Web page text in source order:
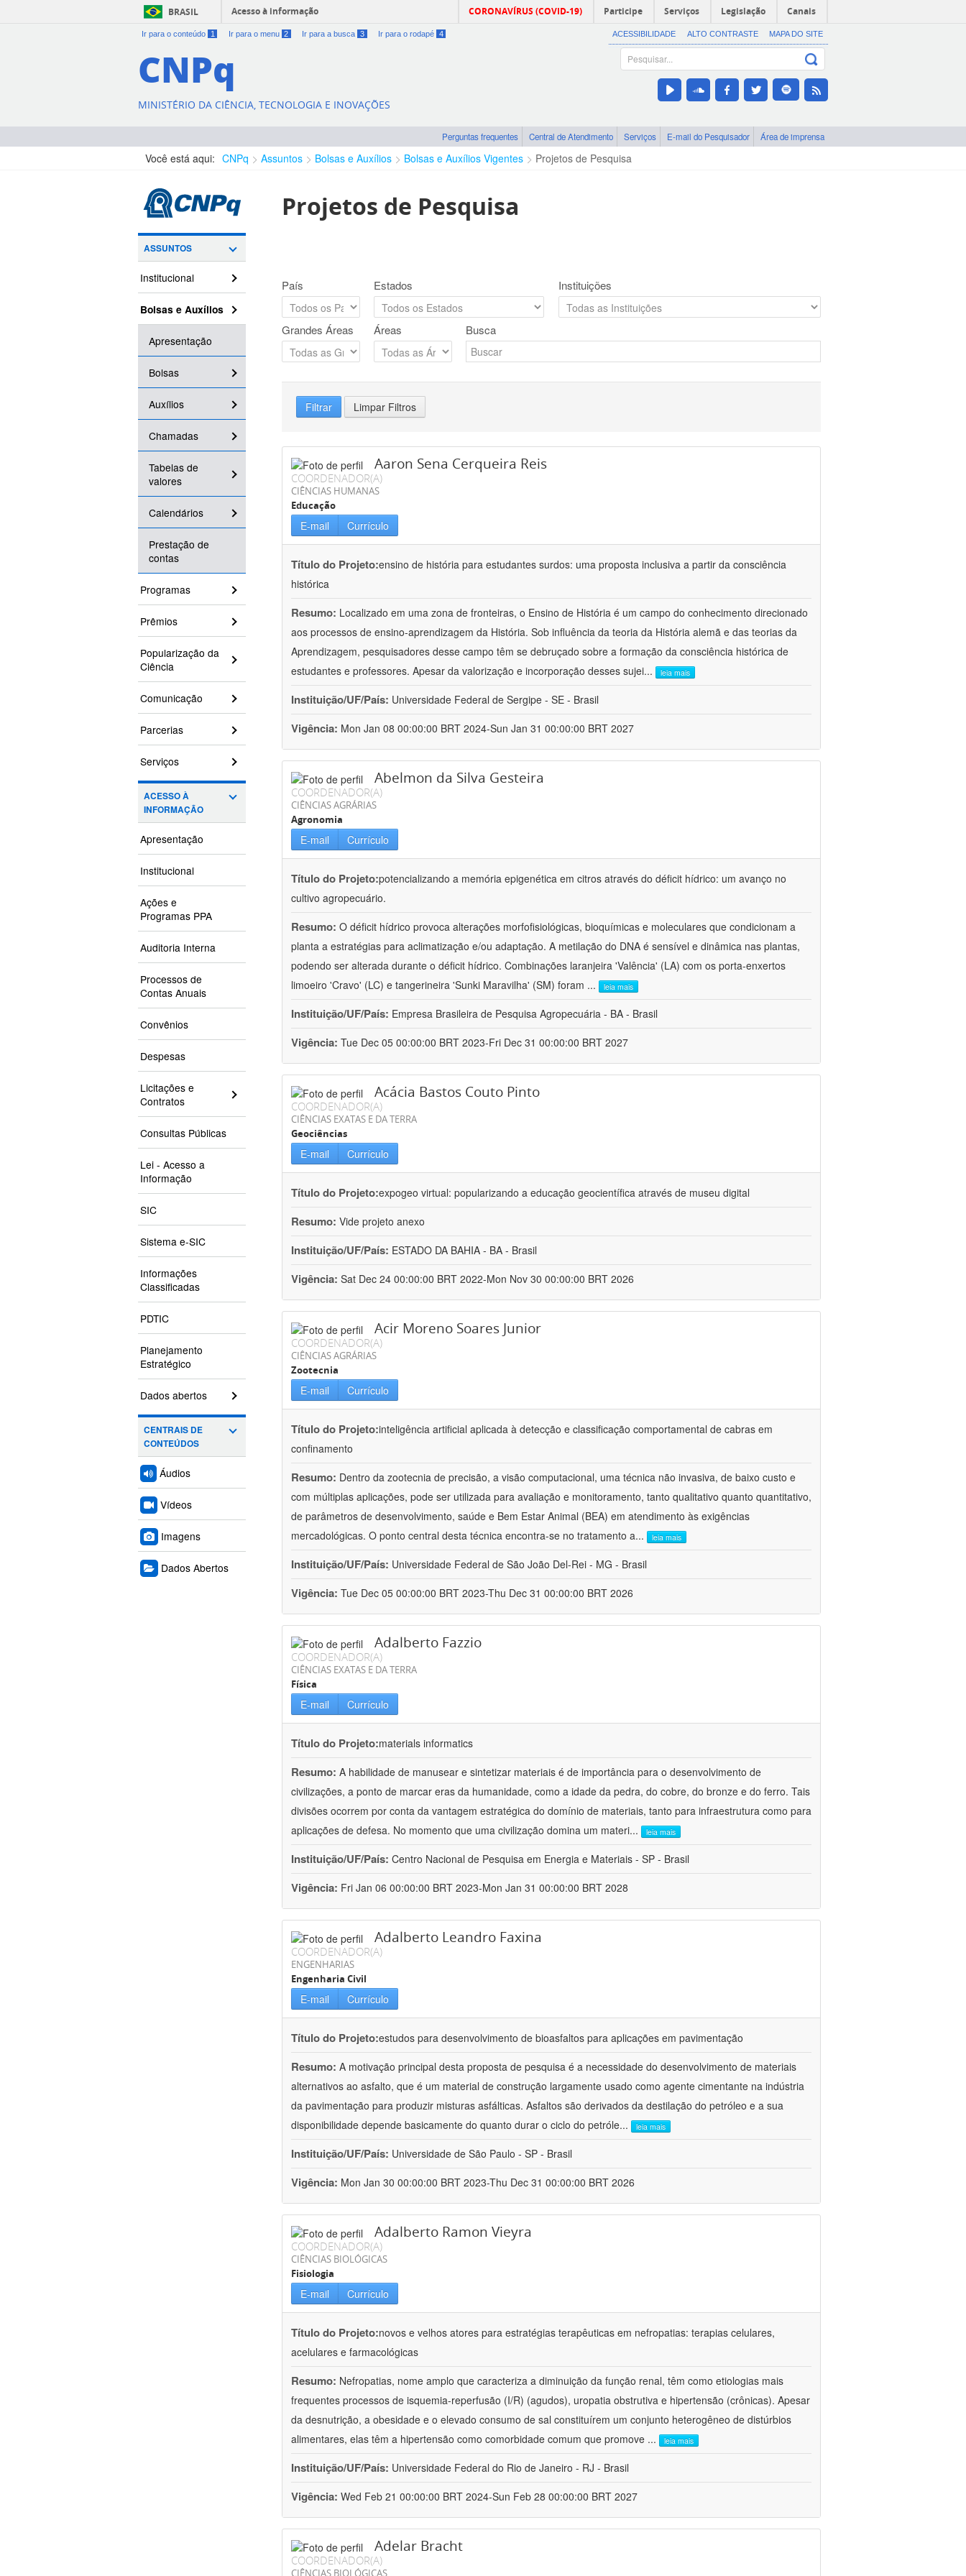
BRASIL Acesso à informação CORONAVÍRUS (COVID-19) Participe Serviços Legislação Canais
Ir para o conteúdo 1 Ir para o menu 2 Ir para a busca 3 Ir para o rodapé 4 ACESSIBILIDADE ALTO CONTRASTE MAPA DO SITE
CNPq
MINISTÉRIO DA CIÊNCIA, TECNOLOGIA E INOVAÇÕES
Perguntas frequentes Central de Atendimento Serviços E-mail do Pesquisador Área de imprensa
Você está aqui: CNPq Assuntos Bolsas e Auxílios Bolsas e Auxílios Vigentes Projetos de Pesquisa
ASSUNTOS
Institucional
Bolsas e Auxílios
Apresentação
Bolsas
Auxílios
Chamadas
Tabelas de
valores
Calendários
Prestação de
contas
Programas
Prêmios
Popularização da
Ciência
Comunicação
Parcerias
Serviços
ACESSO À
INFORMAÇÃO
Apresentação
Institucional
Ações e
Programas PPA
Auditoria Interna
Processos de
Contas Anuais
Convênios
Despesas
Licitações e
Contratos
Consultas Públicas
Lei - Acesso a
Informação
SIC
Sistema e-SIC
Informações
Classificadas
PDTIC
Planejamento
Estratégico
Dados abertos
CENTRAIS DE
CONTEÚDOS
Áudios
Vídeos
Imagens
Dados Abertos
Projetos de Pesquisa
País Estados Instituições
Grandes Áreas Áreas Busca
Filtrar Limpar Filtros
Aaron Sena Cerqueira Reis
COORDENADOR(A)
CIÊNCIAS HUMANAS
Educação
E-mail Currículo
Título do Projeto:ensino de história para estudantes surdos: uma proposta inclusiva a partir da consciência
histórica
Resumo: Localizado em uma zona de fronteiras, o Ensino de História é um campo do conhecimento direcionado
aos processos de ensino-aprendizagem da História. Sob influência da teoria da História alemã e das teorias da
Aprendizagem, pesquisadores desse campo têm se debruçado sobre a formação da consciência histórica de
estudantes e professores. Apesar da valorização e incorporação desses sujei... leia mais
Instituição/UF/País: Universidade Federal de Sergipe - SE - Brasil
Vigência: Mon Jan 08 00:00:00 BRT 2024-Sun Jan 31 00:00:00 BRT 2027
Abelmon da Silva Gesteira
COORDENADOR(A)
CIÊNCIAS AGRÁRIAS
Agronomia
E-mail Currículo
Título do Projeto:potencializando a memória epigenética em citros através do déficit hídrico: um avanço no
cultivo agropecuário.
Resumo: O déficit hídrico provoca alterações morfofisiológicas, bioquímicas e moleculares que condicionam a
planta a estratégias para aclimatização e/ou adaptação. A metilação do DNA é sensível e dinâmica nas plantas,
podendo ser alterada durante o déficit hídrico. Combinações laranjeira 'Valência' (LA) com os porta-enxertos
limoeiro 'Cravo' (LC) e tangerineira 'Sunki Maravilha' (SM) foram ... leia mais
Instituição/UF/País: Empresa Brasileira de Pesquisa Agropecuária - BA - Brasil
Vigência: Tue Dec 05 00:00:00 BRT 2023-Fri Dec 31 00:00:00 BRT 2027
Acácia Bastos Couto Pinto
COORDENADOR(A)
CIÊNCIAS EXATAS E DA TERRA
Geociências
E-mail Currículo
Título do Projeto:expogeo virtual: popularizando a educação geocientífica através de museu digital
Resumo: Vide projeto anexo
Instituição/UF/País: ESTADO DA BAHIA - BA - Brasil
Vigência: Sat Dec 24 00:00:00 BRT 2022-Mon Nov 30 00:00:00 BRT 2026
Acir Moreno Soares Junior
COORDENADOR(A)
CIÊNCIAS AGRÁRIAS
Zootecnia
E-mail Currículo
Título do Projeto:inteligência artificial aplicada à detecção e classificação comportamental de cabras em
confinamento
Resumo: Dentro da zootecnia de precisão, a visão computacional, uma técnica não invasiva, de baixo custo e
com múltiplas aplicações, pode ser utilizada para avaliação e monitoramento, tanto qualitativo quanto quantitativo,
de parâmetros de desenvolvimento, saúde e Bem Estar Animal (BEA) em atendimento às exigências
mercadológicas. O ponto central desta técnica encontra-se no tratamento a... leia mais
Instituição/UF/País: Universidade Federal de São João Del-Rei - MG - Brasil
Vigência: Tue Dec 05 00:00:00 BRT 2023-Thu Dec 31 00:00:00 BRT 2026
Adalberto Fazzio
COORDENADOR(A)
CIÊNCIAS EXATAS E DA TERRA
Física
E-mail Currículo
Título do Projeto:materials informatics
Resumo: A habilidade de manusear e sintetizar materiais é de importância para o desenvolvimento de
civilizações, a ponto de marcar eras da humanidade, como a idade da pedra, do cobre, do bronze e do ferro. Tais
divisões ocorrem por conta da vantagem estratégica do domínio de materiais, tanto para infraestrutura como para
aplicações de defesa. No momento que uma civilização domina um materi... leia mais
Instituição/UF/País: Centro Nacional de Pesquisa em Energia e Materiais - SP - Brasil
Vigência: Fri Jan 06 00:00:00 BRT 2023-Mon Jan 31 00:00:00 BRT 2028
Adalberto Leandro Faxina
COORDENADOR(A)
ENGENHARIAS
Engenharia Civil
E-mail Currículo
Título do Projeto:estudos para desenvolvimento de bioasfaltos para aplicações em pavimentação
Resumo: A motivação principal desta proposta de pesquisa é a necessidade do desenvolvimento de materiais
alternativos ao asfalto, que é um material de construção largamente usado como agente cimentante na indústria
da pavimentação para produzir misturas asfálticas. Asfaltos são derivados da destilação do petróleo e a sua
disponibilidade depende basicamente do quanto durar o ciclo do petróle... leia mais
Instituição/UF/País: Universidade de São Paulo - SP - Brasil
Vigência: Mon Jan 30 00:00:00 BRT 2023-Thu Dec 31 00:00:00 BRT 2026
Adalberto Ramon Vieyra
COORDENADOR(A)
CIÊNCIAS BIOLÓGICAS
Fisiologia
E-mail Currículo
Título do Projeto:novos e velhos atores para estratégias terapêuticas em nefropatias: terapias celulares,
acelulares e farmacológicas
Resumo: Nefropatias, nome amplo que caracteriza a diminuição da função renal, têm como etiologias mais
frequentes processos de isquemia-reperfusão (I/R) (agudos), uropatia obstrutiva e hipertensão (crônicas). Apesar
da desnutrição, a obesidade e o elevado consumo de sal constituírem um conjunto heterogêneo de distúrbios
alimentares, elas têm a hipertensão como comorbidade comum que promove ... leia mais
Instituição/UF/País: Universidade Federal do Rio de Janeiro - RJ - Brasil
Vigência: Wed Feb 21 00:00:00 BRT 2024-Sun Feb 28 00:00:00 BRT 2027
Adelar Bracht
COORDENADOR(A)
CIÊNCIAS BIOLÓGICAS